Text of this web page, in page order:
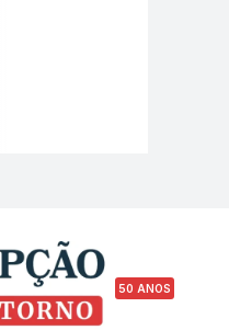
50 ANOS